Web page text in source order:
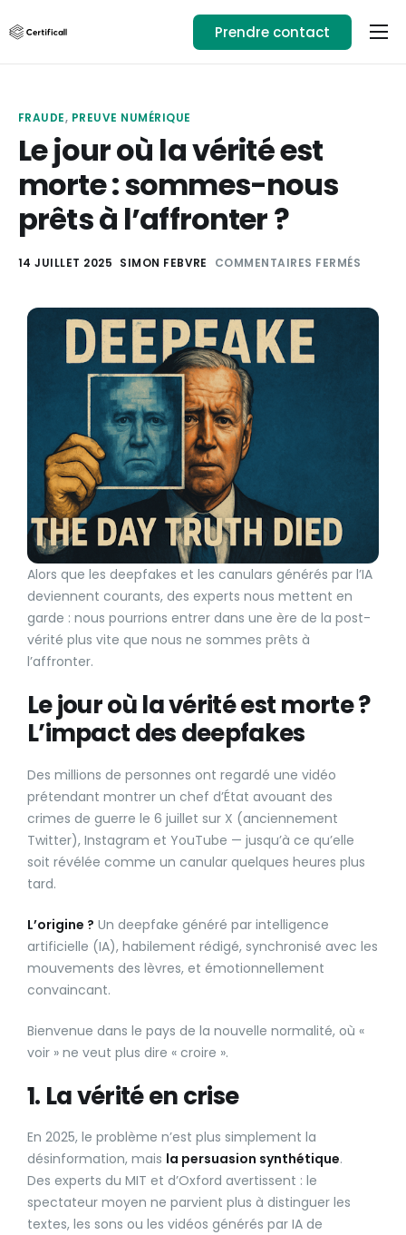
Usages
Téléchargez l’app
01.89.71.82.14
Se connecter
Prendre contact
FRAUDE, PREUVE NUMÉRIQUE
Le jour où la vérité est
morte : sommes-nous
prêts à l’affronter ?
14 JUILLET 2025 SIMON FEBVRE COMMENTAIRES FERMÉS
Alors que les deepfakes et les canulars générés par l’IA
deviennent courants, des experts nous mettent en
garde : nous pourrions entrer dans une ère de la post-
vérité plus vite que nous ne sommes prêts à
l’affronter.
Le jour où la vérité est morte ?
L’impact des deepfakes
Des millions de personnes ont regardé une vidéo
prétendant montrer un chef d’État avouant des
crimes de guerre le 6 juillet sur X (anciennement
Twitter), Instagram et YouTube — jusqu’à ce qu’elle
soit révélée comme un canular quelques heures plus
tard.
L’origine ? Un deepfake généré par intelligence
artificielle (IA), habilement rédigé, synchronisé avec les
mouvements des lèvres, et émotionnellement
convaincant.
Bienvenue dans le pays de la nouvelle normalité, où «
voir » ne veut plus dire « croire ».
1. La vérité en crise
En 2025, le problème n’est plus simplement la
désinformation, mais la persuasion synthétique.
Des experts du MIT et d’Oxford avertissent : le
spectateur moyen ne parvient plus à distinguer les
textes, les sons ou les vidéos générés par IA de